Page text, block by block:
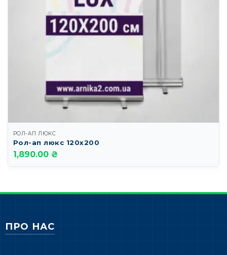
РОЛ-АП ЛЮКС
Рол-ап люкс 120х200
1,890.00 ₴
ПРО НАС